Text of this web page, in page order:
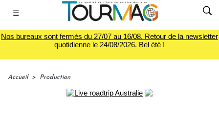
☰
Nos bureaux sont fermés du 27/07 au 16/08. Retour de la newsletter
quotidienne le 24/08/2026. Bel été !
Accueil > Production